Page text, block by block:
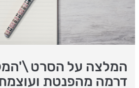
המלצה על הסרט
דרמה מהפנטת